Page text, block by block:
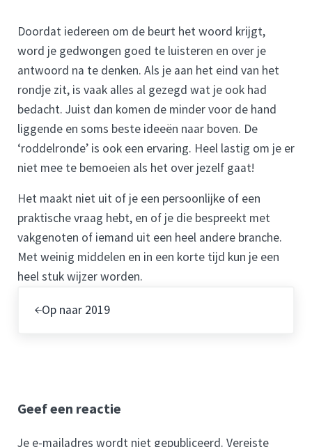
Doordat iedereen om de beurt het woord krijgt,
word je gedwongen goed te luisteren en over je
antwoord na te denken. Als je aan het eind van het
rondje zit, is vaak alles al gezegd wat je ook had
bedacht. Juist dan komen de minder voor de hand
liggende en soms beste ideeën naar boven. De
‘roddelronde’ is ook een ervaring. Heel lastig om je er
niet mee te bemoeien als het over jezelf gaat!
Het maakt niet uit of je een persoonlijke of een
praktische vraag hebt, en of je die bespreekt met
vakgenoten of iemand uit een heel andere branche.
Met weinig middelen en in een korte tijd kun je een
heel stuk wijzer worden.
Op naar 2019
Geef een reactie
Je e-mailadres wordt niet gepubliceerd. Vereiste